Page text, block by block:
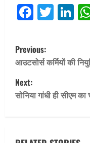
P
o
s
Previous:
आउटसोर्स कर्मियों की
Next:
सोनिया गांधी ही सीएम